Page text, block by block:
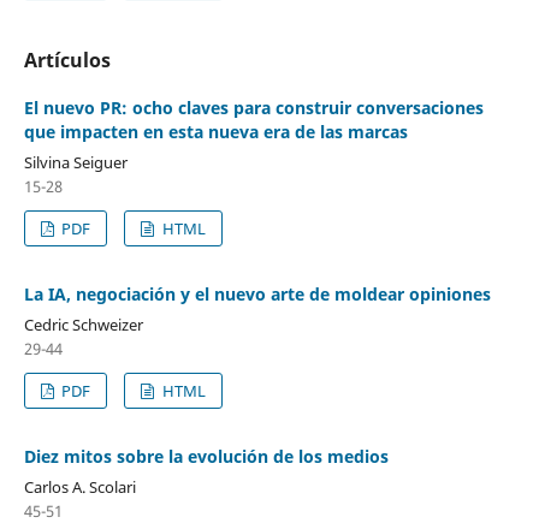
Artículos
El nuevo PR: ocho claves para construir conversaciones
que impacten en esta nueva era de las marcas
Silvina Seiguer
15-28
PDF
HTML
La IA, negociación y el nuevo arte de moldear opiniones
Cedric Schweizer
29-44
PDF
HTML
Diez mitos sobre la evolución de los medios
Carlos A. Scolari
45-51